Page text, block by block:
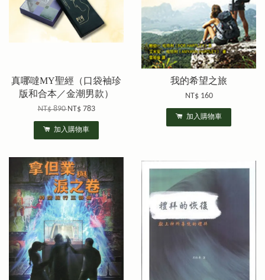
真哪噠MY聖經（口袋袖珍
版和合本／金潮男款）
NT$ 890NT$ 783
加入購物車
我的希望之旅
NT$ 160
加入購物車